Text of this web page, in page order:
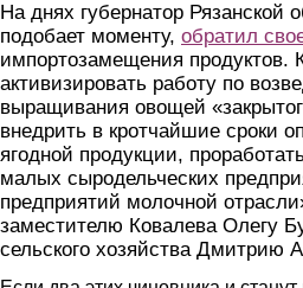
На днях губернатор Рязанской
подобает моменту, обратил
импортозамещения продуктов.
активизировать работу по
выращивания овощей
внедрить в кротчайшие сроки
ягодной продукции,
малых сыродельческих
предприятий молочной
заместителю Ковалева Олегу
сельского хозяйства Дмитрию